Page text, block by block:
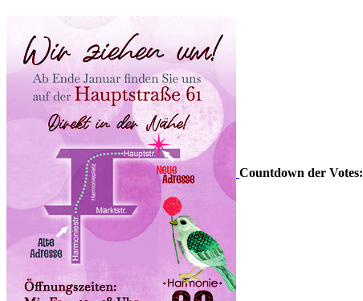
Countdown der Votes: